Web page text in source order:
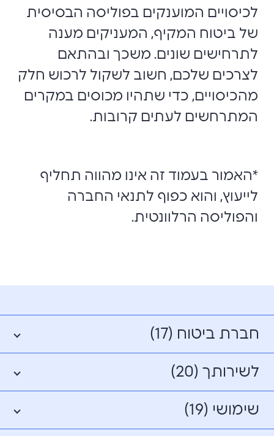
לכיסויים המוענקים בפוליסה הבסיסית
של ביטוח המקיף, המעניקים מענה
לתרחישים שונים. משכך ובהתאם
לצרכים שלכם, חשוב לשקול לרכוש חלק
מהכיסויים, כדי שתהיו מכוסים במקרים
המתרחשים לעתים קרובות.
*האמור בעמוד זה אינו מהווה תחליף
לייעוץ, והוא כפוף לתנאי החברה
והפוליסה הרלוונטית.
חברת ביטוח (17)
לשירותך (20)
שימושי (19)